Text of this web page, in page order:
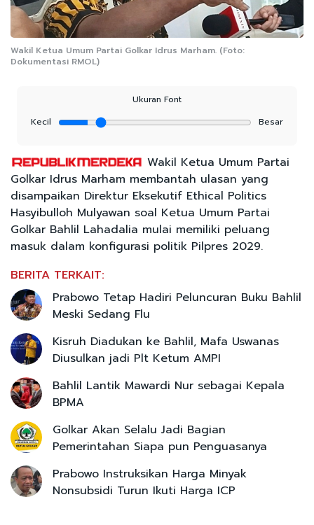
Wakil Ketua Umum Partai Golkar Idrus Marham. (Foto:
Dokumentasi RMOL)
Ukuran Font
Kecil
Besar
Wakil Ketua Umum Partai
Golkar Idrus Marham membantah ulasan yang
disampaikan Direktur Eksekutif Ethical Politics
Hasyibulloh Mulyawan soal Ketua Umum Partai
Golkar Bahlil Lahadalia mulai memiliki peluang
masuk dalam konfigurasi politik Pilpres 2029.
BERITA TERKAIT:
Prabowo Tetap Hadiri Peluncuran Buku Bahlil
Meski Sedang Flu
Kisruh Diadukan ke Bahlil, Mafa Uswanas
Diusulkan jadi Plt Ketum AMPI
Bahlil Lantik Mawardi Nur sebagai Kepala
BPMA
Golkar Akan Selalu Jadi Bagian
Pemerintahan Siapa pun Penguasanya
Prabowo Instruksikan Harga Minyak
Nonsubsidi Turun Ikuti Harga ICP